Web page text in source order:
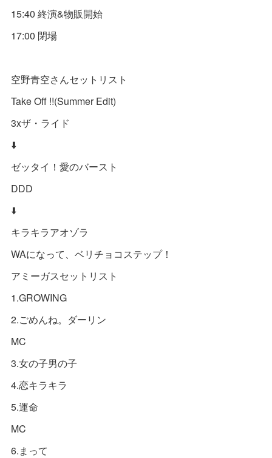
15:40 終演&物販開始
17:00 閉場
空野青空さんセットリスト
Take Off !!(Summer Edit)
3xザ・ライド
⬇️
ゼッタイ！愛のバースト
DDD
⬇️
キラキラアオゾラ
WAになって、ベリチョコステップ！
アミーガスセットリスト
1.GROWING
2.ごめんね。ダーリン
MC
3.女の子男の子
4.恋キラキラ
5.運命
MC
6.まって